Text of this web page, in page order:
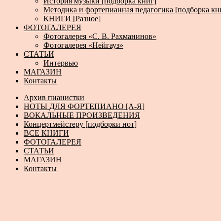
Методика и фортепианная педагогика [подборка
КНИГИ [Разное]
ФОТОГАЛЕРЕЯ
Фотогалерея «С. В. Рахманинов»
Фотогалерея «Нейгауз»
СТАТЬИ
Интервью
МАГАЗИН
Контакты
Архив пианистки
НОТЫ ДЛЯ ФОРТЕПИАНО [А-Я]
ВОКАЛЬНЫЕ ПРОИЗВЕДЕНИЯ
Концертмейстеру [подборки нот]
ВСЕ КНИГИ
ФОТОГАЛЕРЕЯ
СТАТЬИ
МАГАЗИН
Контакты